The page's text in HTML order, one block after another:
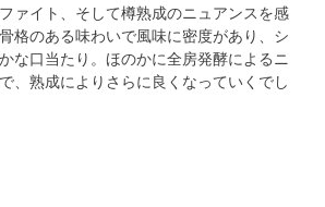
ァイト、そして樽熟成のニュアンスを感
格のある味わいで風味に密度があり、シ
な口当たり。ほのかに全房発酵によるニ
、熟成によりさらに良くなっていくでし